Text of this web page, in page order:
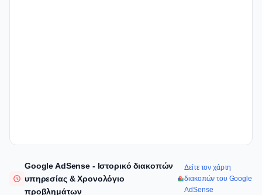
Google AdSense - Ιστορικό διακοπών
υπηρεσίας & Χρονολόγιο
προβλημάτων
Δείτε τον χάρτη
διακοπών του Google
AdSense